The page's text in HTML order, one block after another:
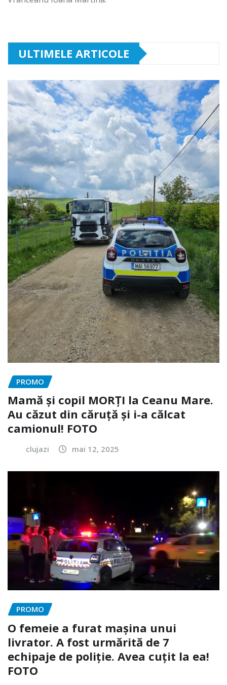
ULTIMELE ARTICOLE
PROMO
Mamă și copil MORȚI la Ceanu Mare.
Au căzut din căruță și i-a călcat
camionul! FOTO
clujazi mai 12, 2025
PROMO
O femeie a furat mașina unui
livrator. A fost urmărită de 7
echipaje de poliție. Avea cuțit la ea!
FOTO